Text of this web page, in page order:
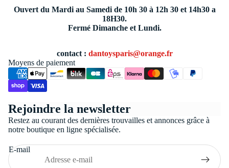
Ouvert du Mardi au Samedi de 10h 30 à 12h 30 et 14h30 a
18H30.
Fermé Dimanche et Lundi.
contact : dantoysparis@orange.fr
Moyens de paiement
Rejoindre la newsletter
Restez au courant des dernières trouvailles et annonces grâce à
notre boutique en ligne spécialisée.
E-mail
Conditions générales de vente
Coordonnées
Politique d’expédition